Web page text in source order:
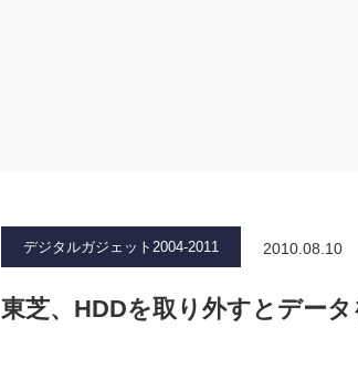
デジタルガジェット2004-2011 2010.08.10
東芝、HDDを取り外すとデー